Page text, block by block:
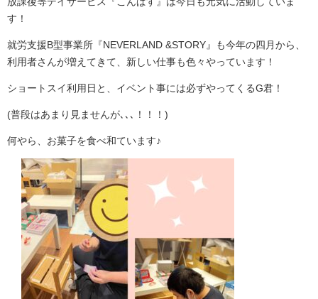
す！
就労支援B型事業所『NEVERLAND &STORY』も今年の四月から、
利用者さんが増えてきて、新しい仕事も色々やっています！
ショートスイ利用日と、イベント事には必ずやってくるG君！
(普段はあまり見ませんが､､､！！！)
何やら、お菓子を食べ和ています♪